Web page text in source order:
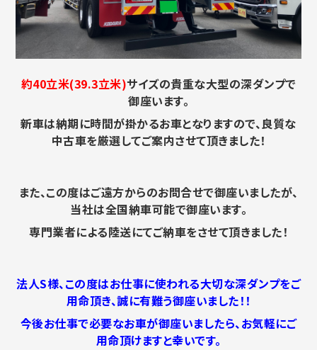
約40立米(39.3立米)サイズの貴重な大型の深ダンプで
御座います。
新車は納期に時間が掛かるお車となりますので、良質な
中古車を厳選してご案内させて頂きました！
また、この度はご遠方からのお問合せで御座いましたが、
当社は全国納車可能で御座います。
専門業者による陸送にてご納車をさせて頂きました！
法人S様、この度はお仕事に使われる大切な深ダンプをご
用命頂き、誠に有難う御座いました！！
今後お仕事で必要なお車が御座いましたら、お気軽にご
用命頂けますと幸いです。